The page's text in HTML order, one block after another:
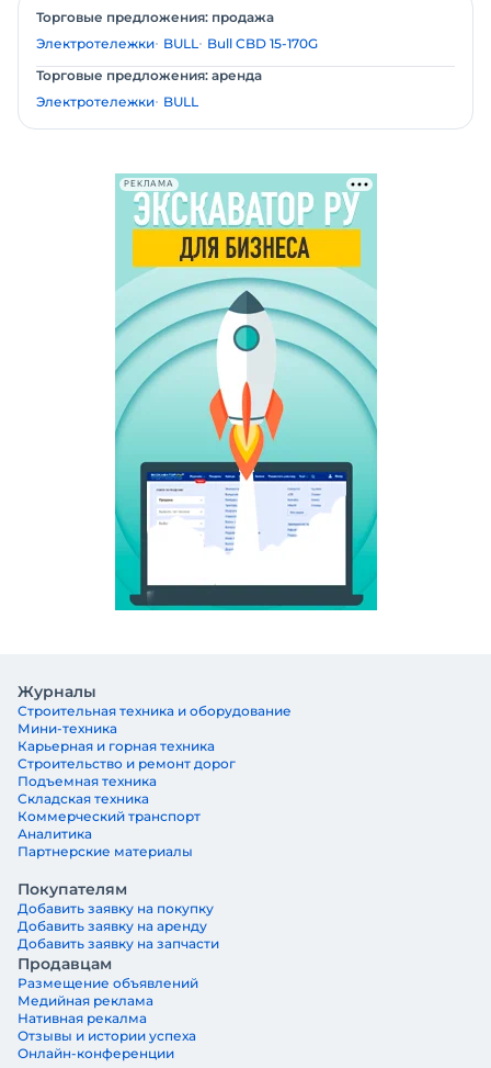
Торговые предложения: продажа
Электротележки BULL
Bull CBD 15-170G
Торговые предложения: аренда
Электротележки BULL
РЕКЛАМА
Журналы
Строительная техника и оборудование
Мини-техника
Карьерная и горная техника
Строительство и ремонт дорог
Подъемная техника
Складская техника
Коммерческий транспорт
Аналитика
Партнерские материалы
Покупателям
Добавить заявку на покупку
Добавить заявку на аренду
Добавить заявку на запчасти
Продавцам
Размещение объявлений
Медийная реклама
Нативная рекалма
Отзывы и истории успеха
Онлайн-конференции